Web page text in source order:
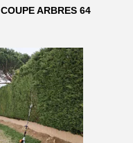
COUPE ARBRES 64